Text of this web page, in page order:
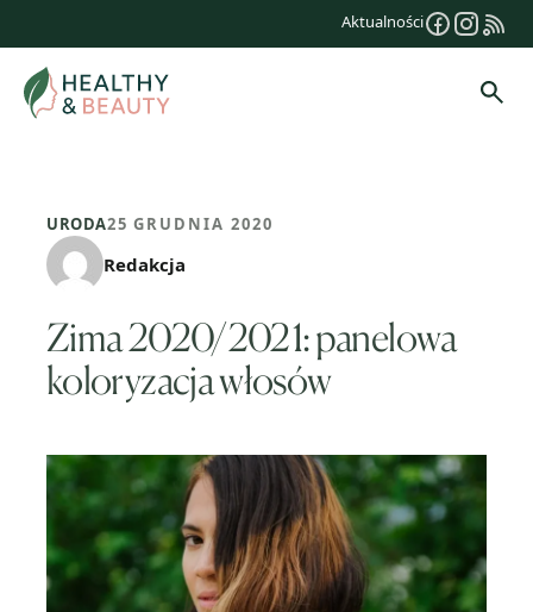
treści
Aktualności
URODA25 GRUDNIA 2020
Redakcja
Zima 2020/2021: panelowa
koloryzacja włosów